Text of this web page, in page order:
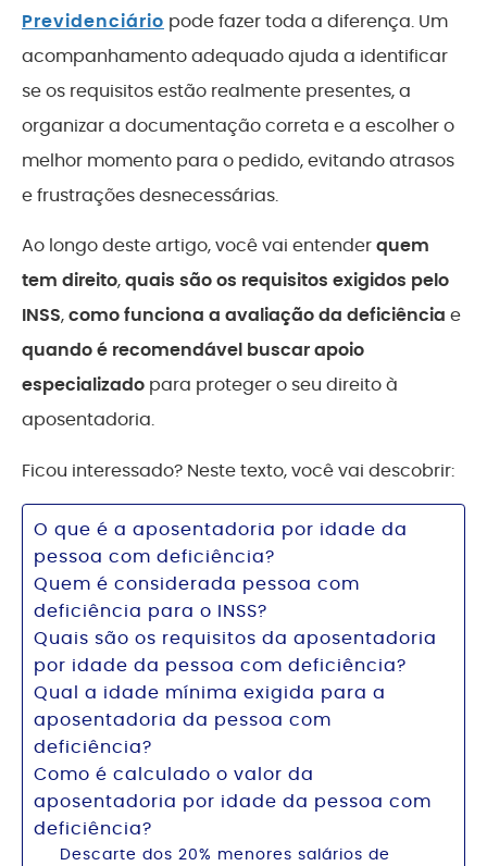
Previdenciário pode fazer toda a diferença. Um
acompanhamento adequado ajuda a identificar
se os requisitos estão realmente presentes, a
organizar a documentação correta e a escolher o
melhor momento para o pedido, evitando atrasos
e frustrações desnecessárias.
Ao longo deste artigo, você vai entenderquem
tem direito,quais são os requisitos exigidos pelo
INSS,como funciona a avaliação da deficiência e
quando é recomendável buscar apoio
especializado para proteger o seu direito à
aposentadoria.
Ficou interessado? Neste texto, você vai descobrir:
O que é a aposentadoria por idade da
pessoa com deficiência?
Quem é considerada pessoa com
deficiência para o INSS?
Quais são os requisitos da aposentadoria
por idade da pessoa com deficiência?
Qual a idade mínima exigida para a
aposentadoria da pessoa com
deficiência?
Como é calculado o valor da
aposentadoria por idade da pessoa com
deficiência?
Descarte dos 20% menores salários de